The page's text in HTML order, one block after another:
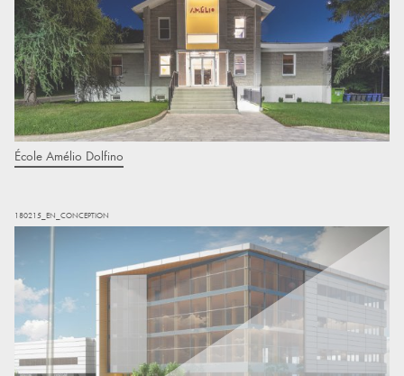
École Amélio Dolfino
180215_EN_CONCEPTION